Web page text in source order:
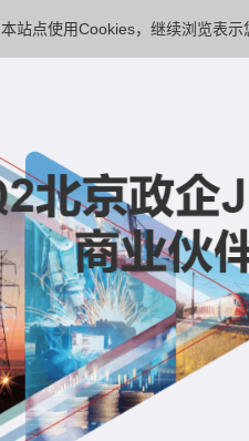
本站点使用Cookies，继续浏览表示